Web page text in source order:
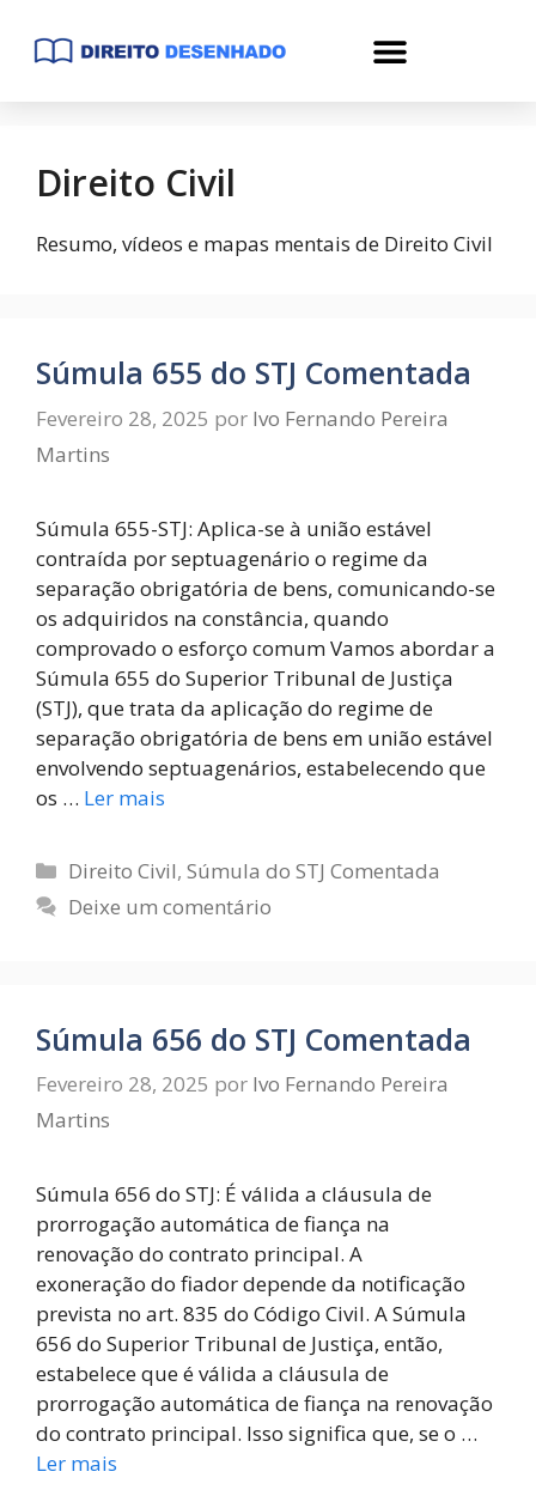
Direito Civil
Resumo, vídeos e mapas mentais de Direito Civil
Súmula 655 do STJ Comentada
Fevereiro 28, 2025 por Ivo Fernando Pereira
Martins
Súmula 655-STJ: Aplica-se à união estável
contraída por septuagenário o regime da
separação obrigatória de bens, comunicando-se
os adquiridos na constância, quando
comprovado o esforço comum Vamos abordar a
Súmula 655 do Superior Tribunal de Justiça
(STJ), que trata da aplicação do regime de
separação obrigatória de bens em união estável
envolvendo septuagenários, estabelecendo que
os … Ler mais
Direito Civil,Súmula do STJ Comentada
Deixe um comentário
Súmula 656 do STJ Comentada
Fevereiro 28, 2025 por Ivo Fernando Pereira
Martins
Súmula 656 do STJ: É válida a cláusula de
prorrogação automática de fiança na
renovação do contrato principal. A
exoneração do fiador depende da notificação
prevista no art. 835 do Código Civil. A Súmula
656 do Superior Tribunal de Justiça, então,
estabelece que é válida a cláusula de
prorrogação automática de fiança na renovação
do contrato principal. Isso significa que, se o …
Ler mais